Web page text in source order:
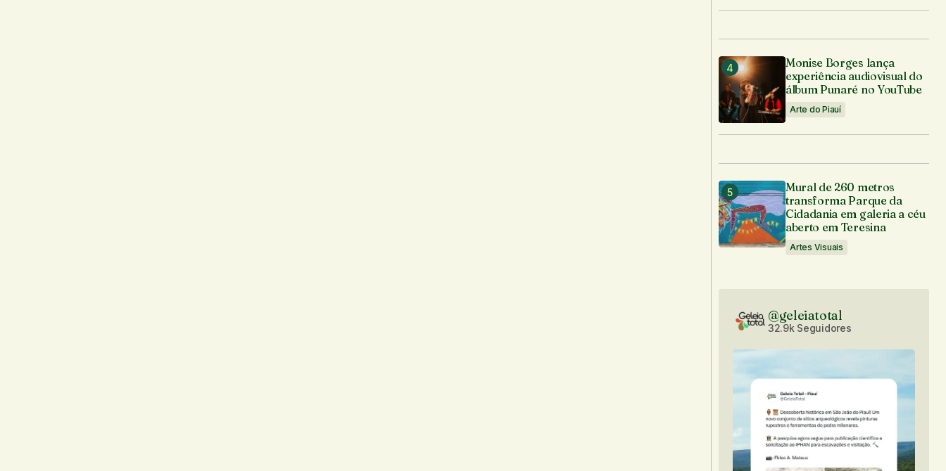
Monise Borges lança
experiência audiovisual do
álbum Punaré no YouTube
Arte do Piauí
Mural de 260 metros
transforma Parque da
Cidadania em galeria a céu
aberto em Teresina
Artes Visuais
@geleiatotal
32.9k Seguidores